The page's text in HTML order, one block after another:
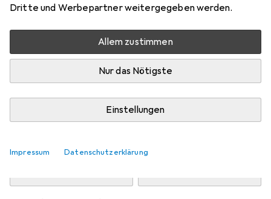
Dritte und Werbepartner weitergegeben werden.
Allem zustimmen
Nur das Nötigste
Einstellungen
Impressum Datenschutzerklärung
Zwischen Do, 13.8. und Mo, 17.8. geliefert
Mehr als 10 Stück an Lager beim Drittanbieter
Lieferort angeben für genaue Lieferzeit